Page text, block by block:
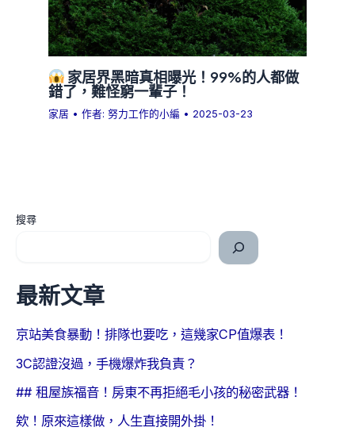
家居界黑暗真相曝光！99%的人都做
錯了，難怪窮一輩子！
家居 • 作者:努力工作的小編 • 2025-03-23
搜尋
最新文章
京站美食暴動！排隊也要吃，這幾家CP值爆表！
3C認證沒過，手機爆炸我負責？
## 租屋族福音！房東不再拒絕毛小孩的秘密武器！
欸！原來這樣做，人生直接開外掛！